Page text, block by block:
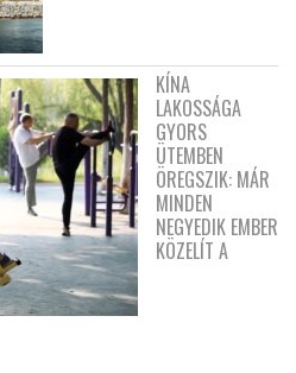
KÍNA
LAKOSSÁGA
GYORS
ÜTEMBEN
ÖREGSZIK: MÁR
MINDEN
NEGYEDIK EMBER
KÖZELÍT A